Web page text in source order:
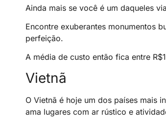
Ainda mais se você é um daqueles
Encontre exuberantes monumentos
perfeição.
A média de custo então fica entre
Vietnã
O Vietnã é hoje um dos países mais
ama lugares com ar rústico e